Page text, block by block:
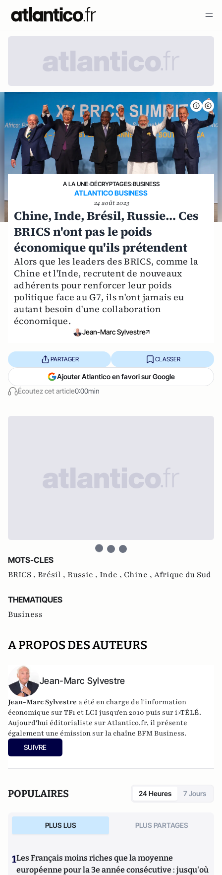
A LA UNE›DÉCRYPTAGES›BUSINESS
ATLANTICO BUSINESS
24 août 2023
Chine, Inde, Brésil, Russie… Ces
BRICS n'ont pas le poids
économique qu'ils prétendent
Alors que les leaders des BRICS, comme la
Chine et l'Inde, recrutent de nouveaux
adhérents pour renforcer leur poids
politique face au G7, ils n'ont jamais eu
autant besoin d'une collaboration
économique.
Jean-Marc Sylvestre
Écoutez cet article0:00min
PARTAGER CLASSER
Ajouter Atlantico en favori sur Google
MOTS-CLES
BRICS , Brésil , Russie , Inde , Chine , Afrique du Sud
THEMATIQUES
Business
A PROPOS DES AUTEURS
Jean-Marc Sylvestre
Jean-Marc Sylvestre a été en charge de l'information
économique sur TF1 et LCI jusqu'en 2010 puis sur i>TÉLÉ.
Aujourd'hui éditorialiste sur Atlantico.fr, il présente
également une émission sur la chaîne BFM Business.
SUIVRE
POPULAIRES 24 Heures 7 Jours
PLUS LUS PLUS PARTAGES
1Les Français moins riches que la moyenne
européenne pour la 3e année consécutive : jusqu'où